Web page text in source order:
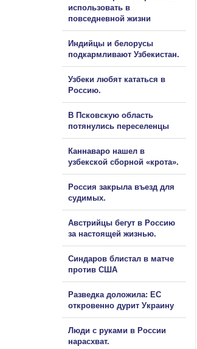
использовать в
повседневной жизни
Индийцы и белорусы
подкармливают Узбекистан.
Узбеки любят кататься в
Россию.
В Псковскую область
потянулись переселенцы
Каннаваро нашел в
узбекской сборной «крота».
Россия закрыла въезд для
судимых.
Австрийцы бегут в Россию
за настоящей жизнью.
Синдаров блистал в матче
против США
Разведка доложила: ЕС
откровенно дурит Украину
Люди с руками в России
нарасхват.